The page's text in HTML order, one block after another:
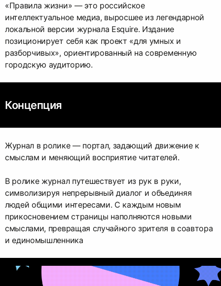
«Правила жизни» — это российское
интеллектуальное медиа, выросшее из легендарной
локальной версии журнала Esquire. Издание
позиционирует себя как проект «для умных и
разборчивых», ориентированный на современную
городскую аудиторию.
Концепция
Журнал в ролике — портал, задающий движение к
смыслам и меняющий восприятие читателей.
В ролике журнал путешествует из рук в руки,
символизируя непрерывный диалог и объединяя
людей общими интересами. С каждым новым
прикосновением страницы наполняются новыми
смыслами, превращая случайного зрителя в соавтора
и единомышленника